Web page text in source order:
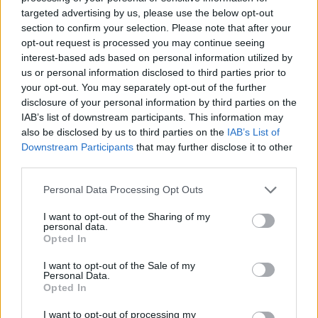
targeted advertising by us, please use the below opt-out
section to confirm your selection. Please note that after your
opt-out request is processed you may continue seeing
interest-based ads based on personal information utilized by
us or personal information disclosed to third parties prior to
your opt-out. You may separately opt-out of the further
disclosure of your personal information by third parties on the
IAB’s list of downstream participants. This information may
also be disclosed by us to third parties on the IAB’s List of
Downstream Participants that may further disclose it to other
Personal Data Processing Opt Outs
I want to opt-out of the Sharing of my
personal data.
Opted In
I want to opt-out of the Sale of my
Personal Data.
Opted In
I want to opt-out of processing my
Pas dy vitesh në kërkim
për dosjen e inceneratorit
Palasë
Përfundon pas 4 orësh
protesta kundër klasës
Protestuesit vijojnë
marshimin pa u ndalur:
po u vjen fundi?